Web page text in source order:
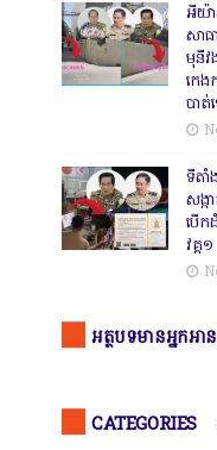
អីយ៉
សាធ
មុនីវ
កេង
បា
ទីត
សង្
បើក
វគ្គ១
អត្ថបទមានអ្នកអា
CATEGORIES